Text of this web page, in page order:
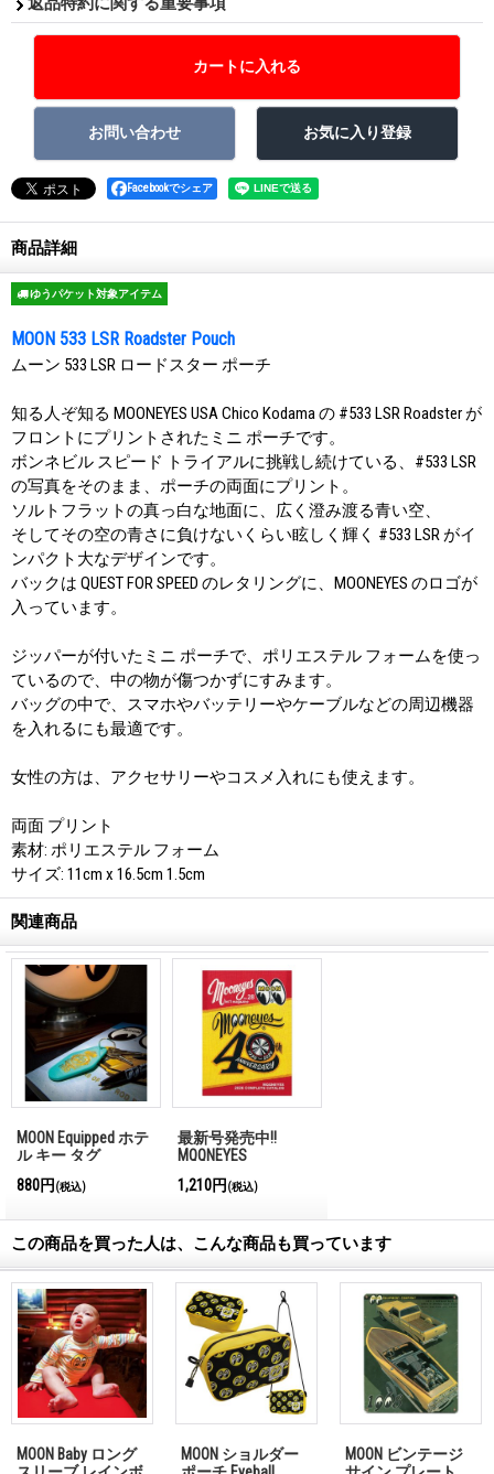
Facebookでシェア
商品詳細
ゆうパケット対象アイテム
MOON 533 LSR Roadster Pouch
ムーン 533 LSR ロードスター ポーチ
知る人ぞ知る MOONEYES USA Chico Kodama の #533 LSR Roadster が
フロントにプリントされたミニ ポーチです。
ボンネビル スピード トライアルに挑戦し続けている、#533 LSR
の写真をそのまま、ポーチの両面にプリント。
ソルトフラットの真っ白な地面に、広く澄み渡る青い空、
そしてその空の青さに負けないくらい眩しく輝く #533 LSR がイ
ンパクト大なデザインです。
バックは QUEST FOR SPEED のレタリングに、MOONEYES のロゴが
入っています。
ジッパーが付いたミニ ポーチで、ポリエステル フォームを使っ
ているので、中の物が傷つかずにすみます。
バッグの中で、スマホやバッテリーやケーブルなどの周辺機器
を入れるにも最適です。
女性の方は、アクセサリーやコスメ入れにも使えます。
両面 プリント
素材: ポリエステル フォーム
サイズ: 11cm x 16.5cm 1.5cm
関連商品
MOON Equipped ホテ
ル キー タグ
880円 (税込)
最新号発売中!!
MQQNEYES
Magazine No.28 2026
1,210円 (税込)
この商品を買った人は、こんな商品も買っています
MOON Baby ロング
MOON ショルダー
MOON ビンテージ